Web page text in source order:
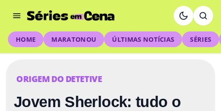
HOME MARATONOU ÚLTIMAS NOTÍCIAS SÉRIES
ORIGEM DO DETETIVE
Jovem Sherlock: tudo o